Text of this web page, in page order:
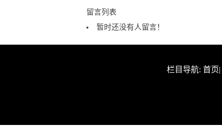
留言列表
暂时还没有人留言！
栏目导航: 首页|